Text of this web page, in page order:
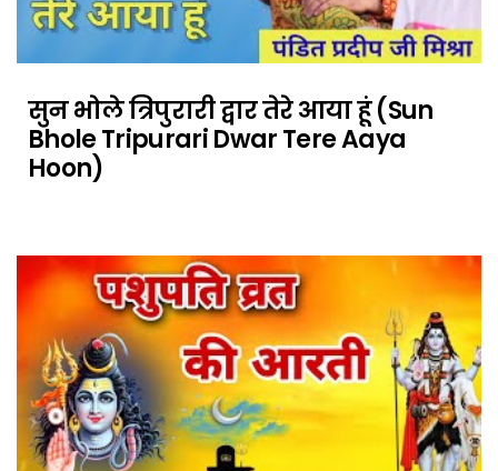
सुन भोले त्रिपुरारी द्वार तेरे आया हूं (Sun
Bhole Tripurari Dwar Tere Aaya
Hoon)